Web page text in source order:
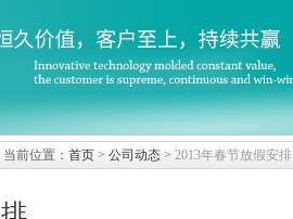
当前位置： 首页 > 公司动态 > 2013年春节放假安排